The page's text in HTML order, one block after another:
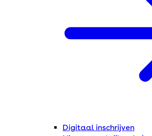
Digitaal inschrijven